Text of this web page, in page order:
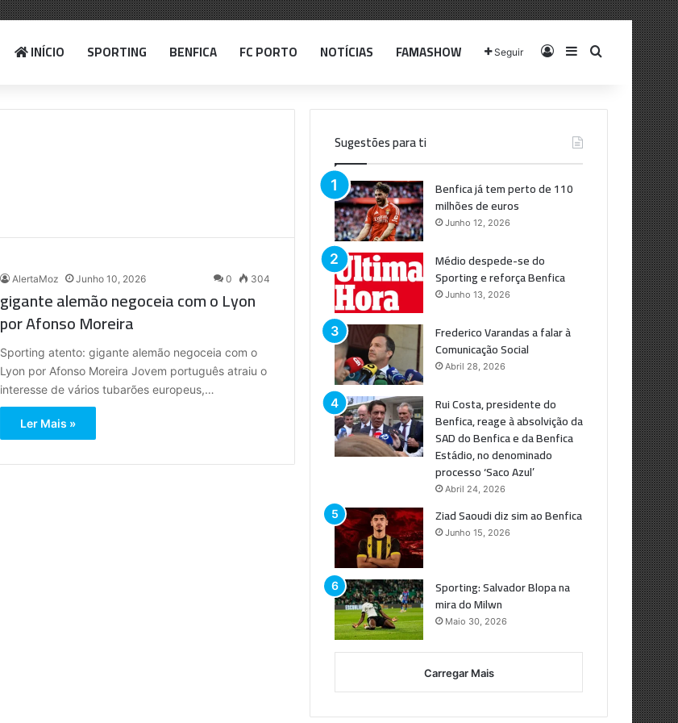
INÍCIO SPORTING BENFICA FC PORTO NOTÍCIAS FAMASHOW Seguir Log InSidebarPesquisar
AlertaMoz Junho 10, 2026 0 304
gigante alemão negoceia com o Lyon
por Afonso Moreira
Sporting atento: gigante alemão negoceia com o
Lyon por Afonso Moreira Jovem português atraiu o
interesse de vários tubarões europeus,…
Ler Mais »
Sugestões para ti
Benfica já tem perto de 110
milhões de euros
Junho 12, 2026
Médio despede-se do
Sporting e reforça Benfica
Junho 13, 2026
Frederico Varandas a falar à
Comunicação Social
Abril 28, 2026
Rui Costa, presidente do
Benfica, reage à absolvição da
SAD do Benfica e da Benfica
Estádio, no denominado
processo ‘Saco Azul’
Abril 24, 2026
Ziad Saoudi diz sim ao Benfica
Junho 15, 2026
Sporting: Salvador Blopa na
mira do Milwn
Maio 30, 2026
Carregar Mais